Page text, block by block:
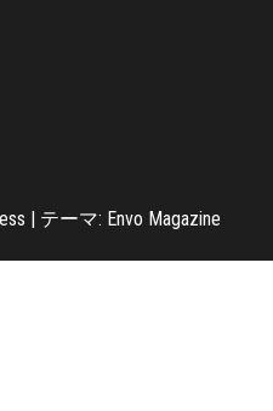
| テーマ: Envo Magazine